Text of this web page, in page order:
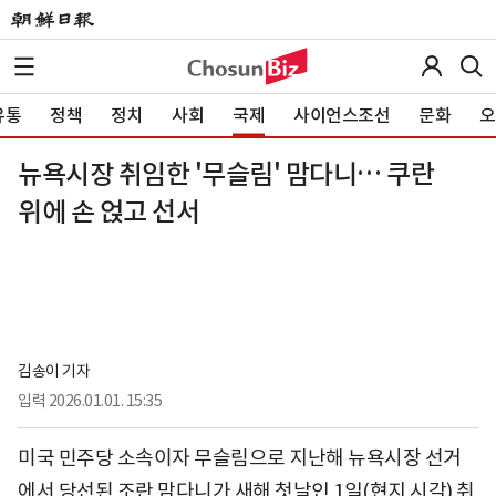
통 정책 정치 사회 국제 사이언스조선 문화
뉴욕시장 취임한 '무슬림' 맘다니… 쿠란
위에 손 얹고 선서
김송이 기자
입력 2026.01.01. 15:35
미국 민주당 소속이자 무슬림으로 지난해 뉴욕시장 선거